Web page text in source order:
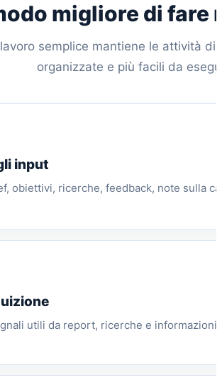
migliore di fare
semplice mantiene le attività di
organizzate e più facili da
input
obiettivi, ricerche, feedback, note sulla
utili da report, ricerche e informazioni